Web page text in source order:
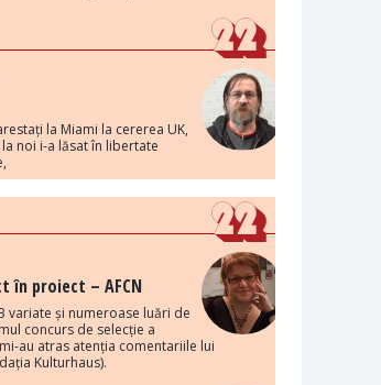
la Miami la cererea UK,
noi i-a lăsat în libertate
în proiect – AFCN
variate și numeroase luări de
concurs de selecție a
au atras atenția comentariile lui
Kulturhaus).